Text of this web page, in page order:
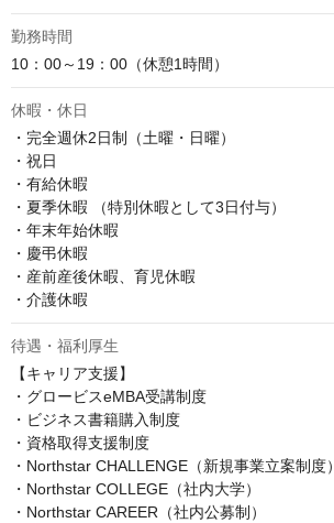
勤務時間
10：00～19：00（休憩1時間）
休暇・休日
・完全週休2日制（土曜・日曜）
・祝日
・有給休暇
・夏季休暇 （特別休暇として3日付与）
・年末年始休暇
・慶弔休暇
・産前産後休暇、育児休暇
・介護休暇
待遇・福利厚生
【キャリア支援】
・グロービスeMBA受講制度
・ビジネス書籍購入制度
・資格取得支援制度
・Northstar CHALLENGE（新規事業立案制度）
・Northstar COLLEGE（社内大学）
・Northstar CAREER（社内公募制）